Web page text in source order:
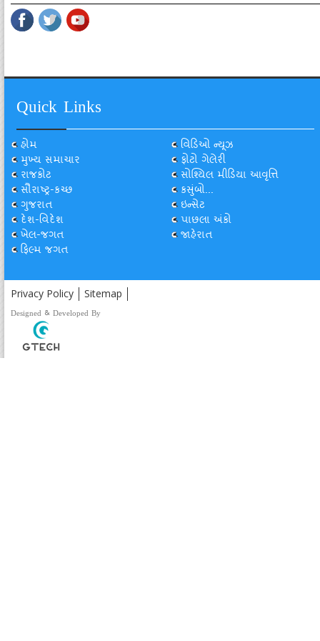
Quick Links
હોમ
મુખ્ય સમાચાર
રાજકોટ
સૌરાષ્ટ્ર-કચ્છ
ગુજરાત
દેશ-વિદેશ
ખેલ-જગત
ફિલ્મ જગત
વિડિઓ ન્યૂઝ
ફોટો ગેલેરી
સોશ્યિલ મીડિયા આવૃત્તિ
કસુંબો...
ઇન્સેટ
પાછલા અંકો
જાહેરાત
Privacy Policy Sitemap
Designed & Developed By